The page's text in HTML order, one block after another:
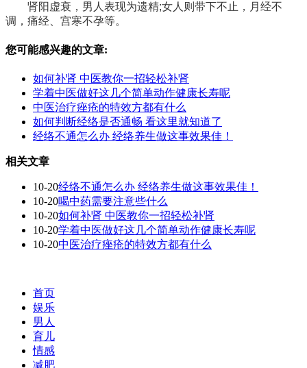
肾阳虚衰，男人表现为遗精;女人则带下不止，月经不
调，痛经、宫寒不孕等。
您可能感兴趣的文章:
如何补肾 中医教你一招轻松补肾
学着中医做好这几个简单动作健康长寿呢
中医治疗痤疮的特效方都有什么
如何判断经络是否通畅 看这里就知道了
经络不通怎么办 经络养生做这事效果佳！
相关文章
10-20经络不通怎么办 经络养生做这事效果佳！
10-20喝中药需要注意些什么
10-20如何补肾 中医教你一招轻松补肾
10-20学着中医做好这几个简单动作健康长寿呢
10-20中医治疗痤疮的特效方都有什么
首页
娱乐
男人
育儿
情感
减肥